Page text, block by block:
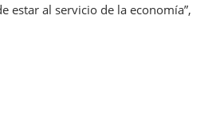
estar al servicio de la economía”,